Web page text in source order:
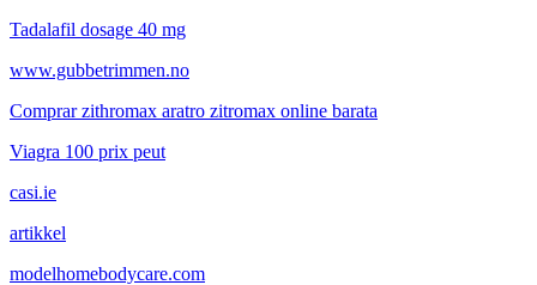
Tadalafil dosage 40 mg
www.gubbetrimmen.no
Comprar zithromax aratro zitromax online barata
Viagra 100 prix peut
casi.ie
artikkel
modelhomebodycare.com